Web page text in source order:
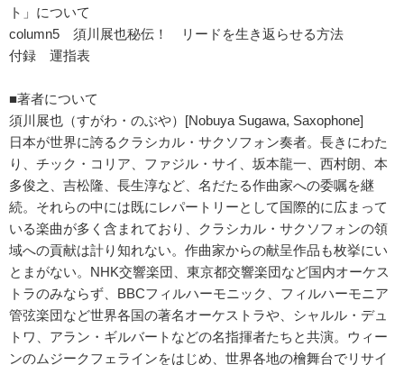
ト」について
column5 須川展也秘伝！ リードを生き返らせる方法
付録 運指表
■著者について
須川展也（すがわ・のぶや）[Nobuya Sugawa, Saxophone]
日本が世界に誇るクラシカル・サクソフォン奏者。長きにわた
り、チック・コリア、ファジル・サイ、坂本龍一、西村朗、本
多俊之、吉松隆、長生淳など、名だたる作曲家への委嘱を継
続。それらの中には既にレパートリーとして国際的に広まって
いる楽曲が多く含まれており、クラシカル・サクソフォンの領
域への貢献は計り知れない。作曲家からの献呈作品も枚挙にい
とまがない。NHK交響楽団、東京都交響楽団など国内オーケス
トラのみならず、BBCフィルハーモニック、フィルハーモニア
管弦楽団など世界各国の著名オーケストラや、シャルル・デュ
トワ、アラン・ギルバートなどの名指揮者たちと共演。ウィー
ンのムジークフェラインをはじめ、世界各地の檜舞台でリサイ